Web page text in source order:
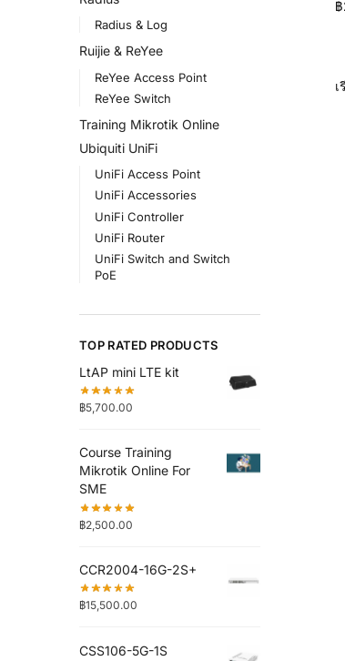
฿
Radius & Log
Ruijie & ReYee
ReYee Access Point
ReYee Switch
Training Mikrotik Online
Ubiquiti UniFi
UniFi Access Point
UniFi Accessories
UniFi Controller
UniFi Router
UniFi Switch and Switch
PoE
TOP RATED PRODUCTS
LtAP mini LTE kit
฿5,700.00
Course Training
Mikrotik Online For
SME
฿2,500.00
CCR2004-16G-2S+
฿15,500.00
CSS106-5G-1S